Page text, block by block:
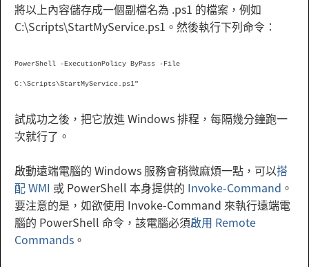
將以上內容儲存成一個副檔名為 .ps1 的檔案，例如
C:\Scripts\StartMyService.ps1。然後執行下列命令：
PowerShell -ExecutionPolicy ByPass -File
C:\Scripts\StartMyService.ps1"
試成功之後，把它放進 Windows 排程，每隔幾分鐘跑一
次就行了。
啟動遠端電腦的 Windows 服務會稍微麻煩一點，可以搭
配 WMI 或 PowerShell 本身提供的 Invoke-Command 。
要注意的是，如欲使用 Invoke-Command 來執行遠端電
腦的 PowerShell 命令，該電腦必須啟用 Remote
Commands 。